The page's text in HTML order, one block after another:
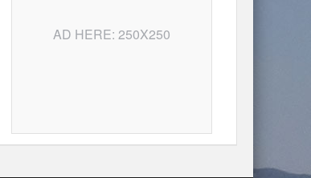
AD HERE: 250X250